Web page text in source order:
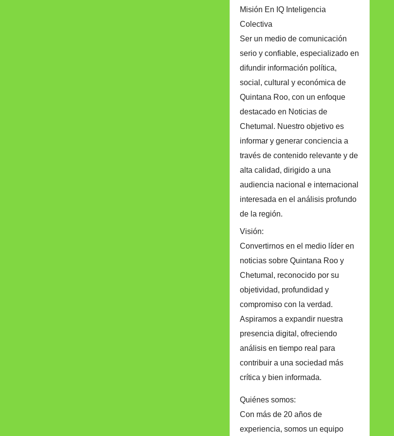
Misión En IQ Inteligencia
Colectiva
Ser un medio de comunicación
serio y confiable, especializado en
difundir información política,
social, cultural y económica de
Quintana Roo, con un enfoque
destacado en Noticias de
Chetumal. Nuestro objetivo es
informar y generar conciencia a
través de contenido relevante y de
alta calidad, dirigido a una
audiencia nacional e internacional
interesada en el análisis profundo
de la región.
Visión:
Convertirnos en el medio líder en
noticias sobre Quintana Roo y
Chetumal, reconocido por su
objetividad, profundidad y
compromiso con la verdad.
Aspiramos a expandir nuestra
presencia digital, ofreciendo
análisis en tiempo real para
contribuir a una sociedad más
crítica y bien informada.
Quiénes somos:
Con más de 20 años de
experiencia, somos un equipo